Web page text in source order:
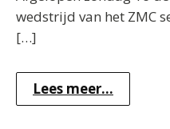
wedstrijd van het ZMC
[…]
Lees meer...